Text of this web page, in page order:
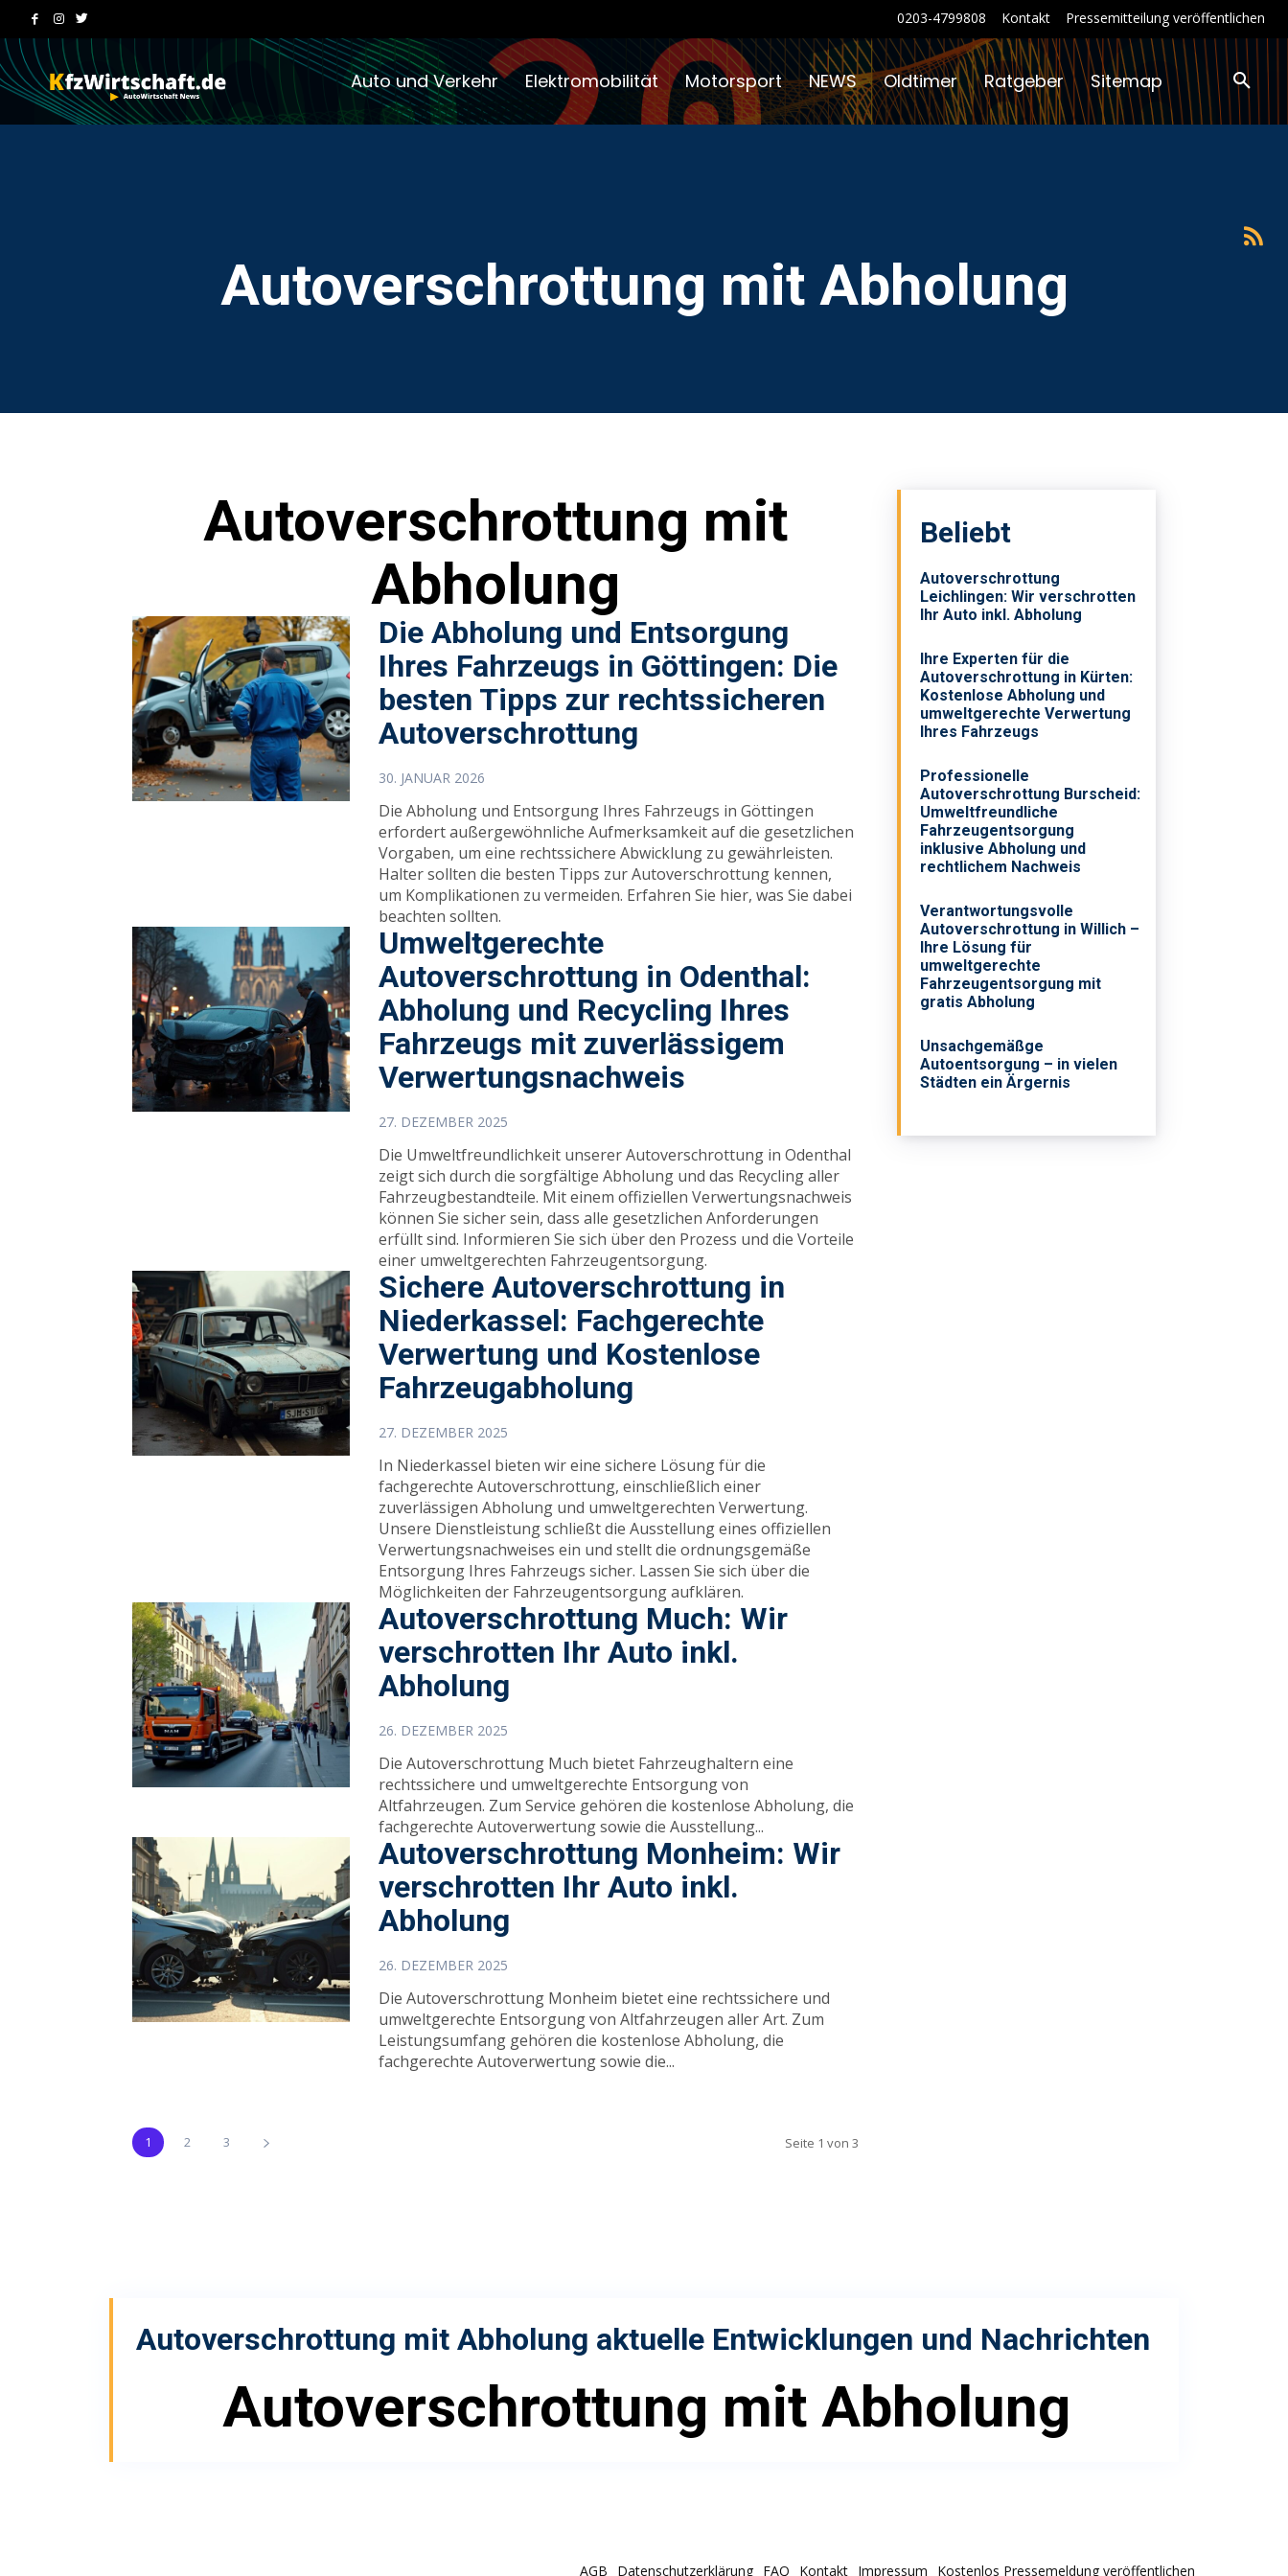
0203-4799808 Kontakt Pressemitteilung veröffentlichen
Auto und Verkehr Elektromobilität Motorsport NEWS Oldtimer Ratgeber Sitemap
Autoverschrottung mit Abholung
Autoverschrottung mit
Abholung
Die Abholung und Entsorgung
Ihres Fahrzeugs in Göttingen: Die
besten Tipps zur rechtssicheren
Autoverschrottung
30. JANUAR 2026
Die Abholung und Entsorgung Ihres Fahrzeugs in Göttingen
erfordert außergewöhnliche Aufmerksamkeit auf die gesetzlichen
Vorgaben, um eine rechtssichere Abwicklung zu gewährleisten.
Halter sollten die besten Tipps zur Autoverschrottung kennen,
um Komplikationen zu vermeiden. Erfahren Sie hier, was Sie dabei
beachten sollten.
Umweltgerechte
Autoverschrottung in Odenthal:
Abholung und Recycling Ihres
Fahrzeugs mit zuverlässigem
Verwertungsnachweis
27. DEZEMBER 2025
Die Umweltfreundlichkeit unserer Autoverschrottung in Odenthal
zeigt sich durch die sorgfältige Abholung und das Recycling aller
Fahrzeugbestandteile. Mit einem offiziellen Verwertungsnachweis
können Sie sicher sein, dass alle gesetzlichen Anforderungen
erfüllt sind. Informieren Sie sich über den Prozess und die Vorteile
einer umweltgerechten Fahrzeugentsorgung.
Sichere Autoverschrottung in
Niederkassel: Fachgerechte
Verwertung und Kostenlose
Fahrzeugabholung
27. DEZEMBER 2025
In Niederkassel bieten wir eine sichere Lösung für die
fachgerechte Autoverschrottung, einschließlich einer
zuverlässigen Abholung und umweltgerechten Verwertung.
Unsere Dienstleistung schließt die Ausstellung eines offiziellen
Verwertungsnachweises ein und stellt die ordnungsgemäße
Entsorgung Ihres Fahrzeugs sicher. Lassen Sie sich über die
Möglichkeiten der Fahrzeugentsorgung aufklären.
Autoverschrottung Much: Wir
verschrotten Ihr Auto inkl.
Abholung
26. DEZEMBER 2025
Die Autoverschrottung Much bietet Fahrzeughaltern eine
rechtssichere und umweltgerechte Entsorgung von
Altfahrzeugen. Zum Service gehören die kostenlose Abholung, die
fachgerechte Autoverwertung sowie die Ausstellung...
Autoverschrottung Monheim: Wir
verschrotten Ihr Auto inkl.
Abholung
26. DEZEMBER 2025
Die Autoverschrottung Monheim bietet eine rechtssichere und
umweltgerechte Entsorgung von Altfahrzeugen aller Art. Zum
Leistungsumfang gehören die kostenlose Abholung, die
fachgerechte Autoverwertung sowie die...
1 2 3 Seite 1 von 3
Beliebt
Autoverschrottung
Leichlingen: Wir verschrotten
Ihr Auto inkl. Abholung
Ihre Experten für die
Autoverschrottung in Kürten:
Kostenlose Abholung und
umweltgerechte Verwertung
Ihres Fahrzeugs
Professionelle
Autoverschrottung Burscheid:
Umweltfreundliche
Fahrzeugentsorgung
inklusive Abholung und
rechtlichem Nachweis
Verantwortungsvolle
Autoverschrottung in Willich –
Ihre Lösung für
umweltgerechte
Fahrzeugentsorgung mit
gratis Abholung
Unsachgemäßge
Autoentsorgung – in vielen
Städten ein Ärgernis
Autoverschrottung mit Abholung aktuelle Entwicklungen und Nachrichten
Autoverschrottung mit Abholung
AGB Datenschutzerklärung FAQ Kontakt Impressum Kostenlos Pressemeldung veröffentlichen